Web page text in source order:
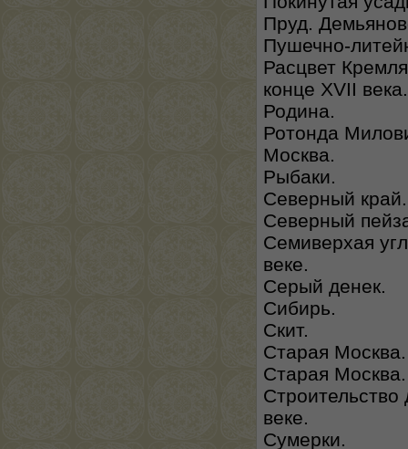
Пруд.
Пушечно-
Расцвет
конце XVII века.
Родина.
Ротонда
Москва.
Рыбаки.
Северный
Северный
Семиверхая
веке.
Серый денек.
Сибирь.
Скит.
Старая Москва.
Старая
веке.
Сумерки.